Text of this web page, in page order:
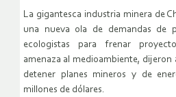
La gigantesca industria minera de
una nueva ola de demandas de
ecologistas para frenar
amenaza al medioambiente, dijeron
detener planes mineros y de
millones de dólares.